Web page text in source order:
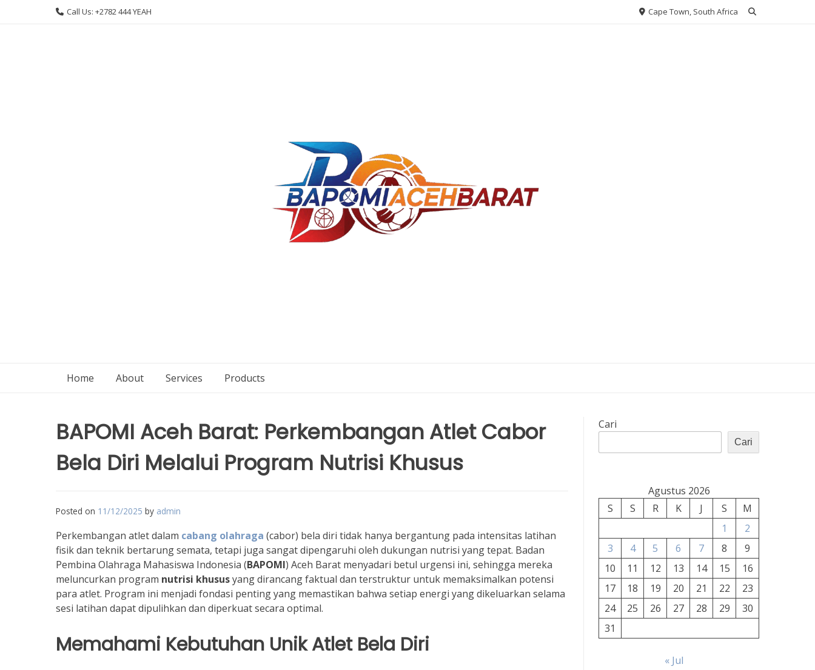
Call Us: +2782 444 YEAH Cape Town, South Africa
Home About Services Products
BAPOMI Aceh Barat: Perkembangan Atlet Cabor
Bela Diri Melalui Program Nutrisi Khusus
Posted on 11/12/2025 by admin
Perkembangan atlet dalam cabang olahraga (cabor) bela diri tidak hanya bergantung pada intensitas latihan
fisik dan teknik bertarung semata, tetapi juga sangat dipengaruhi oleh dukungan nutrisi yang tepat. Badan
Pembina Olahraga Mahasiswa Indonesia (BAPOMI) Aceh Barat menyadari betul urgensi ini, sehingga mereka
meluncurkan program nutrisi khususyang dirancang faktual dan terstruktur untuk memaksimalkan potensi
para atlet. Program ini menjadi fondasi penting yang memastikan bahwa setiap energi yang dikeluarkan selama
sesi latihan dapat dipulihkan dan diperkuat secara optimal.
Memahami Kebutuhan Unik Atlet Bela Diri
Cari
Cari
Agustus 2026
S
S R K J S
M
1
2
3
4 5 6 7 8
9
10
11 12 13 14 15
16
17
18 19 20 21 22
23
24
25 26 27 28 29
30
31
« Jul